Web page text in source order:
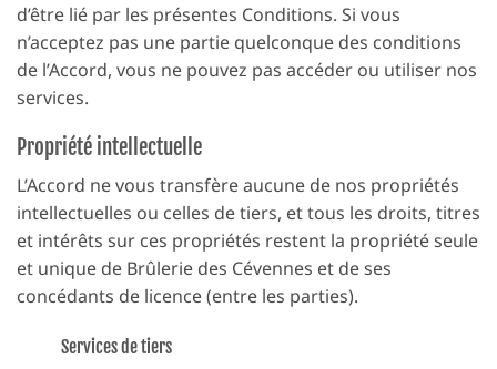
d’être lié par les présentes Conditions. Si vous
n’acceptez pas une partie quelconque des conditions
de l’Accord, vous ne pouvez pas accéder ou utiliser nos
services.
Propriété intellectuelle
L’Accord ne vous transfère aucune de nos propriétés
intellectuelles ou celles de tiers, et tous les droits, titres
et intérêts sur ces propriétés restent la propriété seule
et unique de Brûlerie des Cévennes et de ses
concédants de licence (entre les parties).
Services de tiers